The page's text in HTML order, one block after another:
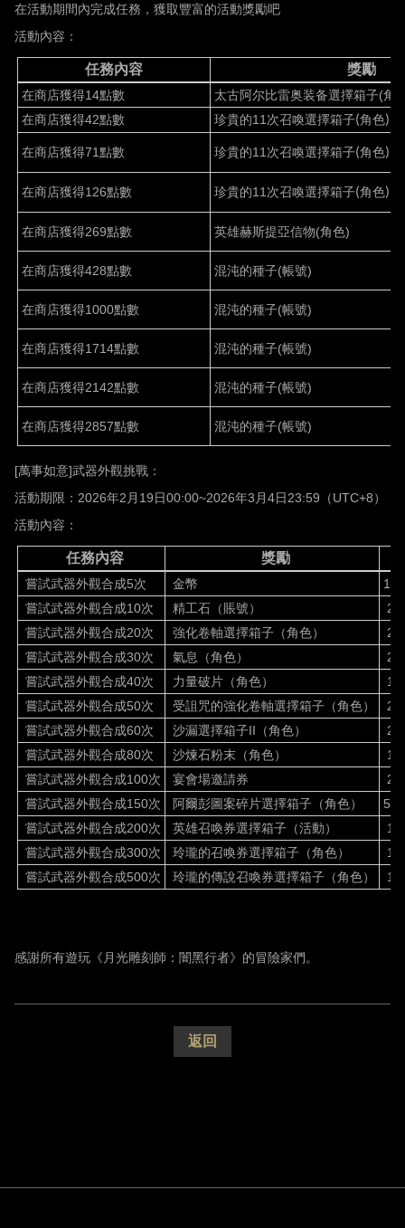
在活動期間內完成任務，獲取豐富的活動獎勵吧
活動內容：
任務內容 獎勵
在商店獲得14點數 太古阿尔比雷奥装备選擇箱子(角
在商店獲得42點數 珍貴的11 次召喚選擇箱子(角色)
在商店獲得71點數 珍貴的11 次召喚選擇箱子(角色)
在商店獲得126點數 珍貴的11 次召喚選擇箱子(角色)
在商店獲得269點數 英雄赫斯提亞信物(角色)
在商店獲得428點數 混沌的種子(帳號)
在商店獲得1000點數 混沌的種子(帳號)
在商店獲得1714點數 混沌的種子(帳號)
在商店獲得2142點數 混沌的種子(帳號)
在商店獲得2857點數 混沌的種子(帳號)
[萬事如意]武器外觀挑戰：
活動期限： 2026年2 月 19日00:00~2026年3 月4日23:59 （UTC+8）
活動內容：
任務內容 獎勵
嘗試武器外觀合成5次 金幣
1M
嘗試武器外觀合成10次 精工石（賬號）
20
嘗試武器外觀合成20次 強化卷軸選擇箱子（角色）
20
嘗試武器外觀合成30次 氣息（角色）
20
嘗試武器外觀合成40次 力量破片（角色）
10
嘗試武器外觀合成50次 受詛咒的強化卷軸選擇箱子（角色）
2
嘗試武器外觀合成60次 沙漏選擇箱子II （角色）
2
嘗試武器外觀合成80次 沙煉石粉末（角色）
10
嘗試武器外觀合成100次 宴會場邀請券
2
嘗試武器外觀合成150次 阿爾彭圖案碎片選擇箱子（角色）
5
嘗試武器外觀合成200次 英雄召喚券選擇箱子（活動）
1
嘗試武器外觀合成300次 玲瓏的召喚券選擇箱子（角色）
1
嘗試武器外觀合成500次 玲瓏的傳說召喚券選擇箱子（角色） 1
感謝所有遊玩《月光雕刻師：闇黑行者》的冒險家們。
返回